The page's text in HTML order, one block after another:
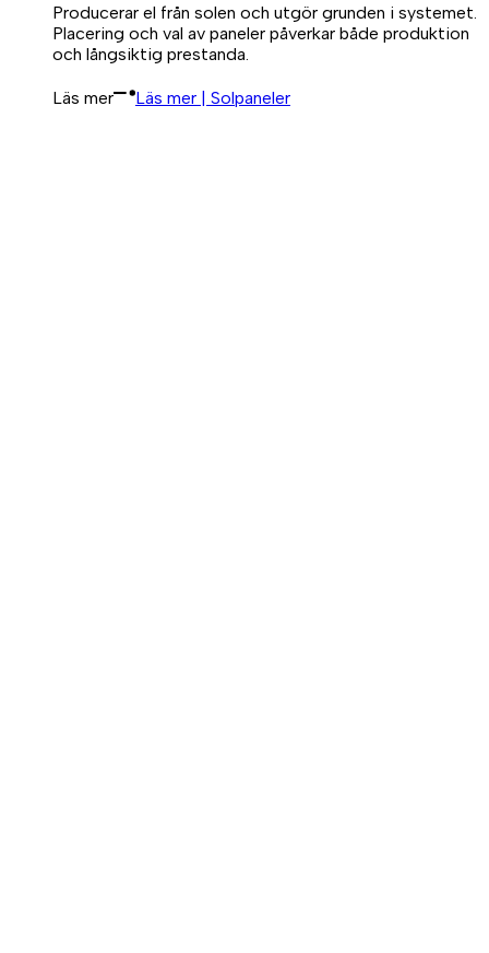
Producerar el från solen och utgör grunden i systemet.
Placering och val av paneler påverkar både produktion
och långsiktig prestanda.
Läs mer Läs mer | Solpaneler